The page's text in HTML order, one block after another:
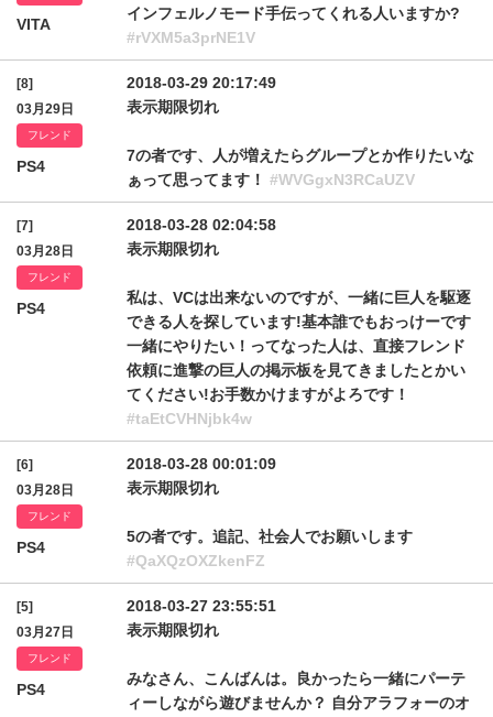
VITA
インフェルノモード手伝ってくれる人いますか?
#rVXM5a3prNE1V
[8]
03月29日
フレンド
PS4
2018-03-29 20:17:49
表示期限切れ
7の者です、人が増えたらグループとか作りたいな
ぁって思ってます！ #WVGgxN3RCaUZV
[7]
03月28日
フレンド
PS4
2018-03-28 02:04:58
表示期限切れ
私は、VCは出来ないのですが、一緒に巨人を駆逐
できる人を探しています!基本誰でもおっけーです
一緒にやりたい！ってなった人は、直接フレンド
依頼に進撃の巨人の掲示板を見てきましたとかい
てください!お手数かけますがよろです！
#taEtCVHNjbk4w
[6]
03月28日
フレンド
PS4
2018-03-28 00:01:09
表示期限切れ
5の者です。追記、社会人でお願いします
#QaXQzOXZkenFZ
[5]
03月27日
フレンド
PS4
2018-03-27 23:55:51
表示期限切れ
みなさん、こんばんは。良かったら一緒にパーテ
ィーしながら遊びませんか？ 自分アラフォーのオ